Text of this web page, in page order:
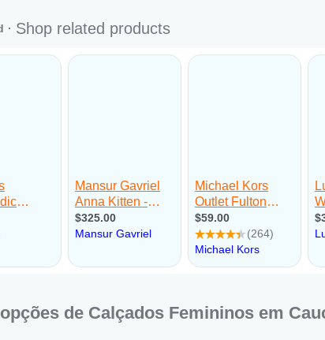
Fechado
opções de Calçados Femininos em